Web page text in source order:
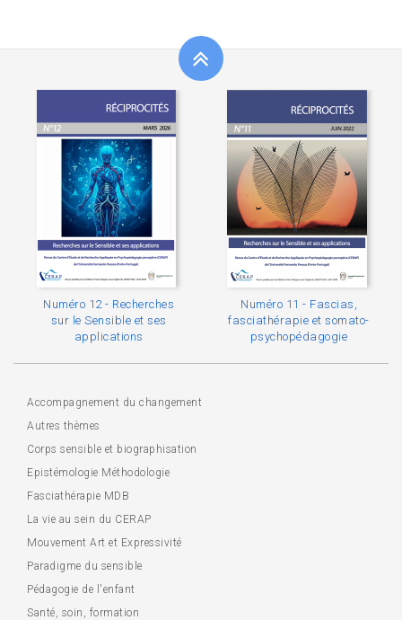
Numéro 12 - Recherches
sur le Sensible et ses
applications
Numéro 11 - Fascias,
fasciathérapie et somato-
psychopédagogie
Accompagnement du changement
Autres thèmes
Corps sensible et biographisation
Epistémologie Méthodologie
Fasciathérapie MDB
La vie au sein du CERAP
Mouvement Art et Expressivité
Paradigme du sensible
Pédagogie de l'enfant
Santé, soin, formation